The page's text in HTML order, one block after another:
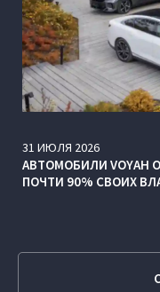
31 ИЮЛЯ 2026
АВТОМОБИЛИ
ПОЧТИ 90% СВОИХ